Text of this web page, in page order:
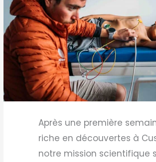
Après une première
riche en découvertes à
notre mission scientifique